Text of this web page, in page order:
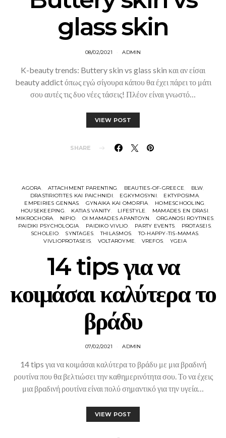
glass skin
08/02/2021 ADMIN
K-beauty trends: Buttery skin vs glass skin και αν είσαι
beauty addict όπως εγώ σίγουρα κάπου θα έχει πάρει το μάτι
σου αυτές τις δυο νέες τάσεις! Πλέον είναι γνωστό…
VIEW POST
SHARE
AGORA ATTACHMENT PARENTING BEAUTIES-OF-GREECE
BLW
DRASTIRIOTITES KAI PAICHNIDI
EGKYMOSYNI
EKTYPOSIMA
EMPEIRIES GENNAS
GYNAIKA KAI OMORFIA
HOMESCHOOLING
HOUSEKEEPING
KATIAS VANITY LIFESTYLE
MAMADES EN DRASI
MIKROCHORA
NIPIO OI MAMADES APANTOYN
ORGANOSI ROYTINES
PAIDIKI PSYCHOLOGIA
PAIDIKO VIVLIO PARTY EVENTS
PROTASEIS
SCHOLEIO
SYNTAGES THILASMOS
TO-HAPPY-TIS-MAMAS
VIVLIOPROTASEIS
VOLTAROYME VREFOS YGEIA
14 tips για να
κοιμάσαι καλύτερα το
βράδυ
07/02/2021 ADMIN
14 tips για να κοιμάσαι καλύτερα το βράδυ με μια βραδινή
ρουτίνα που θα βελτιώσει την καθημερινότητα σου. Το να έχεις
μια βραδινή ρουτίνα είναι πολύ σημαντικό για την υγεία…
VIEW POST